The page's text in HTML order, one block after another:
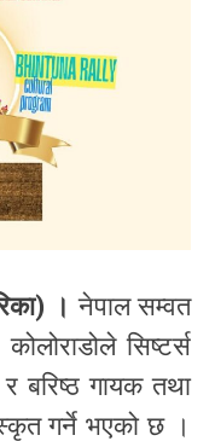
। नेपाल सम्वत
सिष्टर्स
र बरिष्ठ गायक तथा
गर्ने भएको छ ।